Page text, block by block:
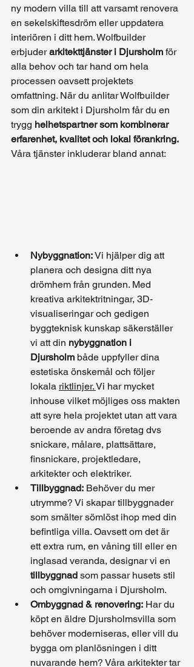
ny modern villa till att varsamt renovera
en sekelskiftesdröm eller uppdatera
interiören i ditt hem. Wolfbuilder
erbjuder arkitekttjänster i Djursholm för
alla behov och tar hand om hela
processen oavsett projektets
omfattning. När du anlitar Wolfbuilder
som din arkitekt i Djursholm får du en
trygg helhetspartner som kombinerar
erfarenhet, kvalitet och lokal förankring.
Våra tjänster inkluderar bland annat:
Nybyggnation: Vi hjälper dig att
planera och designa ditt nya
drömhem från grunden. Med
kreativa arkitektritningar, 3D-
visualiseringar och gedigen
byggteknisk kunskap säkerställer
vi att din nybyggnation i
Djursholm både uppfyller dina
estetiska önskemål och följer
lokala riktlinjer. Vi har mycket
inhouse vilket möjliges oss makten
att syre hela projektet utan att vara
beroende av andra företag dvs
snickare, målare, plattsättare,
finsnickare, projektledare,
arkitekter och elektriker.
Tillbyggnad: Behöver du mer
utrymme? Vi skapar tillbyggnader
som smälter sömlöst ihop med din
befintliga villa. Oavsett om det är
ett extra rum, en våning till eller en
inglasad veranda, designar vi en
tillbyggnad som passar husets stil
och omgivningarna i Djursholm.
Ombyggnad & renovering: Har du
köpt en äldre Djursholmsvilla som
behöver moderniseras, eller vill du
bygga om planlösningen i ditt
nuvarande hem? Våra arkitekter tar